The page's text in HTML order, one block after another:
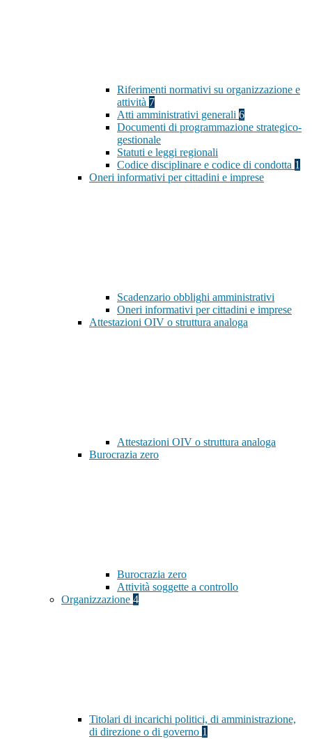
Riferimenti normativi su organizzazione e
attività 7
Atti amministrativi generali 6
Documenti di programmazione strategico-
gestionale
Statuti e leggi regionali
Codice disciplinare e codice di condotta 1
Oneri informativi per cittadini e imprese
Scadenzario obblighi amministrativi
Oneri informativi per cittadini e imprese
Attestazioni OIV o struttura analoga
Attestazioni OIV o struttura analoga
Burocrazia zero
Burocrazia zero
Attività soggette a controllo
Organizzazione 4
Titolari di incarichi politici, di amministrazione,
di direzione o di governo 1